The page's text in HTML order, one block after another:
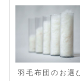
羽毛布団のお選